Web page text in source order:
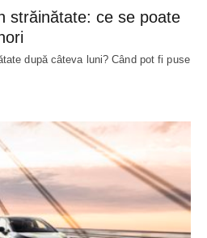
străinătate: ce se poate
după câteva luni? Când pot fi puse